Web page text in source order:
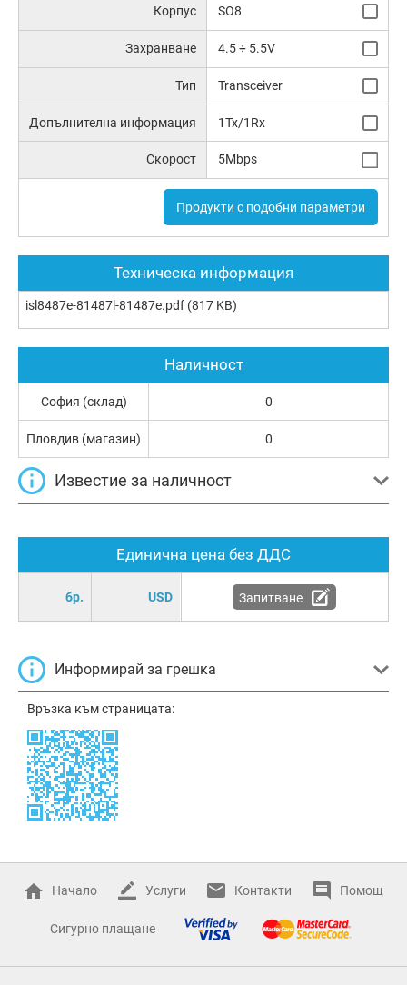
Корпус SO8
Захранване 4.5 ÷ 5.5V
Тип Transceiver
Допълнителна информация 1Tx/1Rx
Скорост 5Mbps
Продукти с подобни параметри
Техническа информация
isl8487e-81487l-81487e.pdf (817 KB)
Единична цена без ДДС
бр. USD Запитване
Информирай за грешка
Връзка към страницата:
Наличност
София (склад) 0
Пловдив (магазин) 0
Известие за наличност
Начало Услуги Контакти Помощ
Сигурно плащане